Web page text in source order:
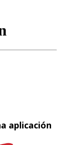
aplicación